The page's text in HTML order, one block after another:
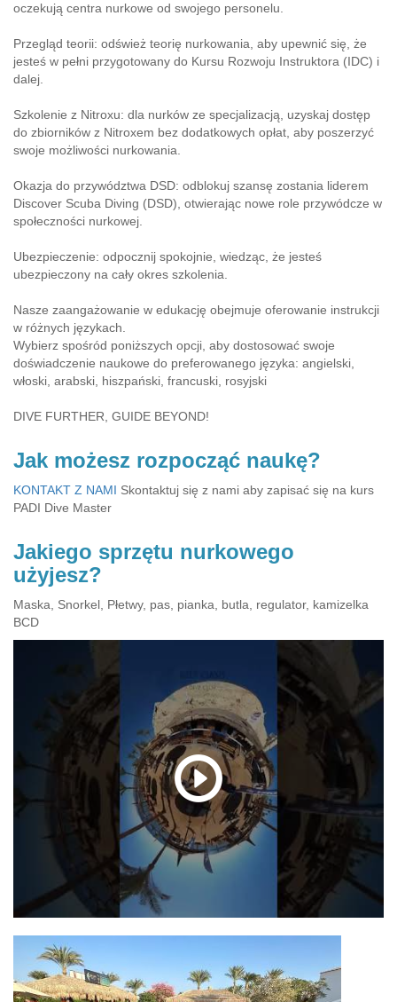
oczekują centra nurkowe od swojego personelu.
Przegląd teorii: odśwież teorię nurkowania, aby upewnić się, że
jesteś w pełni przygotowany do Kursu Rozwoju Instruktora (IDC) i
dalej.
Szkolenie z Nitroxu: dla nurków ze specjalizacją, uzyskaj dostęp
do zbiorników z Nitroxem bez dodatkowych opłat, aby poszerzyć
swoje możliwości nurkowania.
Okazja do przywództwa DSD: odblokuj szansę zostania liderem
Discover Scuba Diving (DSD), otwierając nowe role przywódcze w
społeczności nurkowej.
Ubezpieczenie: odpocznij spokojnie, wiedząc, że jesteś
ubezpieczony na cały okres szkolenia.
Nasze zaangażowanie w edukację obejmuje oferowanie instrukcji
w różnych językach.
Wybierz spośród poniższych opcji, aby dostosować swoje
doświadczenie naukowe do preferowanego języka: angielski,
włoski, arabski, hiszpański, francuski, rosyjski
DIVE FURTHER, GUIDE BEYOND!
Jak możesz rozpocząć naukę?
KONTAKT Z NAMI Skontaktuj się z nami aby zapisać się na kurs
PADI Dive Master
Jakiego sprzętu nurkowego
użyjesz?
Maska, Snorkel, Płetwy, pas, pianka, butla, regulator, kamizelka
BCD